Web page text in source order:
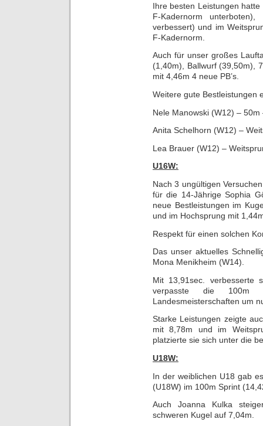
Ihre besten Leistungen
F-Kadernorm
verbessert) und im
F-Kadernorm.
Auch für unser großes
(1,40m), Ballwurf (39,50m),
mit 4,46m 4 neue PB’s.
Weitere gute Bestleistungen
Nele Manowski (W12) – 50m
Anita Schelhorn (W12) –
Lea Brauer (W12) –
U16W:
Nach 3 ungültigen
für die 14-Jährige Sophia
neue Bestleistungen im
und im Hochsprung mit
Respekt für einen solchen
Das unser aktuelles
Mona Menikheim (W14).
Mit 13,91sec. verbesserte
verpasste die 100m
Landesmeisterschaften um
Starke Leistungen zeigte
mit 8,78m und im
platzierte sie sich unter die
U18W:
In der weiblichen U18 gab
(U18W) im 100m Sprint
Auch Joanna Kulka
schweren Kugel auf 7,04m.